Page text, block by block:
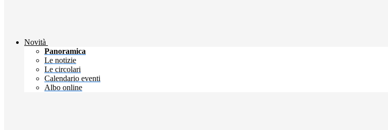
Novità
Panoramica
Le notizie
Le circolari
Calendario eventi
Albo online